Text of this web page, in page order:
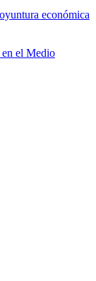
económica
el Medio